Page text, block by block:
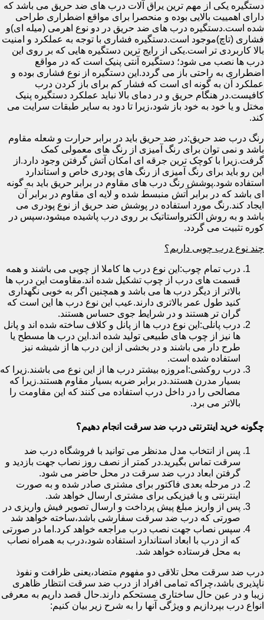
دستگیره یکی از مهم ترین یراق آلات درب های ضد حریق می باشد که
دارای اهمییت بالایی بوده و منحصرا برای مواقع اضطراری طراحی
شده است.دستگیره درب های ضد حریق در دو نوع اهرمی (میله ای)و
فشاری (تاچ)موجود است.دستگیره فشاری با توجه به عملکرد و امنیت
بالا کاربردی تر است.یکی از رایج ترین دستگیره هایی که بر روی این
درب ها نصب می شود؛ دستگیره آنتی پنیک است که در مواقع
اضطراری به راحتی باز می گردد.این دستگیره از نوع فشاری بوده و
عملکرد آن به گونه ای است که فشار کم برای باز کردن درب
کافیست.در هنگام حریق و در دمای بالا نباید عملکرد دستگیره پنیک
مختل و یا خود به خود باز شود،زیرا تا دود به سایر طبقات سرایت می
کند.
رنگ درب ضد حریق:در ضد حریق باید در برابر حرارت و شعله مقاوم
باشد و نمی توان برای رنگ آمیزی از رنگ های معمولی کمک
گرفت.زیرا با کوچک ترین جرقه ای امکان آتش گرفتن وجود دارد.از
این رو باید برای رنگ آمیزی از رنگ های پودری خاص و استاندارد
استفاده شود.پوشش رنگ درب های مقاوم در برابر حریق باید به گونه
ای باشد که در برابر آتش منبسط شده و لایه ای مقاوم در برابر آن
ایجاد کند.رنگ مورد استفاده در پوشش ضد حریق از نوع پودری می
باشد و به روش الکترواستاتیک بر روی درب پاشیده میشود،سپس در
کوره تثبیت می گردد.
چند نوع درب چوبی داریم؟
درب تمام چوب:این نوع درب ها کاملا از چوبی می باشند و همه
قسمت های درب از چوب تشکیل شده اند.مقاومت این درب ها
بالاتر از دیگر درب ها می باشد و همچنین اگر به خوبی نگهداری
کنید طول عمر بالاتری دارند.عیب این نوع درب ها این است که
گران تر هستند و در شرایط جوی حساس هستند.
درب پانلی:این نوع درب ها از پانل و کلاف ساخته شده اند و پانل
ها نیز از چوب های طبیعی تولید شده اند.این درب ها مسطح یا
طرح دار می باشند و در بخشی از این درب ها از شیشه نیز
استفاده شده است.
درب روکشی:امروزه بیشتر درب ها از این نوع می باشند.زیرا که
بسیار مدرن هستند.در برابر ضربه بسیار مقاوم هستند.زیرا که
مصالحی را در داخل درب استفاده می کنند که این مقاومت را
بالاتر می برد.
چگونه خرید اینترنتی درب ضد سرقت انجام دهیم؟
پس از انتخاب مدل مدنظر می توانید با فروشگاه درب ضد
سرقت تماس بگیرید.در کمتر از نصف روز نصاب جهت بازدید و
گرفتن ابعاد درب ضد سرقت در محل حاضر می شود.
در مرحله بعدی فاکتور برای مشتری صادر شده و به صورت
اینترنتی و یا فیزیکی برای مشتری ارسال خواهد شد.
پس از واریز مبلغ پیش پرداخت و ارسال تصویر فیش واریزی در
صورتی که درب ضد سرقت سفارشی باشد،ساخته خواهد شد
سپس نصاب جهت نصب درب مراجعه خواهد کرد.اما در صورتی
که از درب با ابعاد استاندارد استفاده شود،درب به همراه نصاب
به محل فرستاده خواهد شد.
درب ضد سرقت محل تلاقی دو مفهوم متضاد،یعنی ظرافت و نفوذ
ناپذیری باشد،چراکه تمامی افراد از درب ضد سرقت انتظار ظاهری
زیبا و در عین حال ساختاری مستحکم دارند.حال قصد داریم به معرفی
انواع درب بپردازیم و ویژگی آنها را به شرح زیر بیان کنیم: